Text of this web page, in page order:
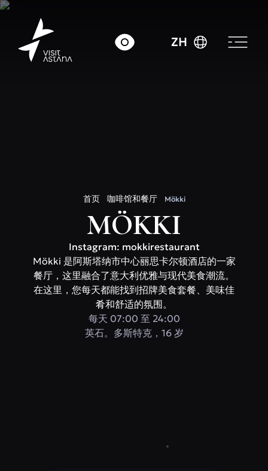
ZH
首页 咖啡馆和餐厅 Mökki
MÖKKI
Instagram: mokkirestaurant
Mökki 是阿斯塔纳市中心丽​​思卡尔顿酒店的一家
餐厅，这里融合了意大利优雅与现代美食潮流。
在这里，您每天都能找到招牌美食套餐、美味佳
肴和舒适的氛围。
每天 07:00 至 24:00
英石。多斯特克，16 岁